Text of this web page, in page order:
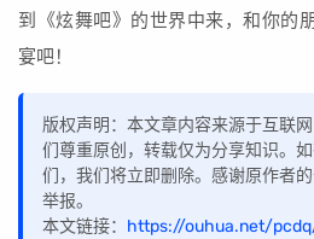
到《炫舞吧》的世界中来，和你的
宴吧！
版权声明：本文章内容来源于互联
们尊重原创，转载仅为分享知识。
们，我们将立即删除。感谢原作者
举报。
本文链接： https://ouhua.net/